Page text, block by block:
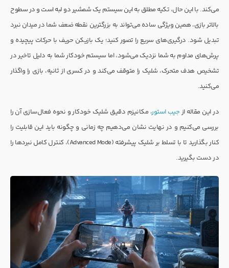
می‌کند. با این حال، تکیه مطلق به این سیستم یک شمشیر دو لبه است و در سطوح
بالاتر بازی، همین ویژگی ساده می‌تواند به بزرگترین نقطه ضعف شما در میدان نبرد
تبدیل شود. درگیری‌های سریع را تصور کنید؛ یک بازیکن حریف با حرکات پیچیده و
پرش‌های مداوم به شما نزدیک می‌شود، اما سیستم خودکار شما به دلیل تاخیر در
تشخیص هدف متحرک، شلیک را متوقف می‌کند و در کسری از ثانیه، بازی را واگذار
می‌کنید.
در این مقاله از جیب استور، مکانیزم دقیق شلیک خودکار و نحوه فعال‌سازی آن را
بررسی می‌کنیم و در نهایت نشان می‌دهیم چه زمانی و چگونه باید این قابلیت را
کنار بگذارید تا با تسلط بر شلیک پیشرفته (Advanced Mode)، کنترل کامل نبردها را
در دست بگیرید.